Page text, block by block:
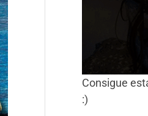
Consigue
:)